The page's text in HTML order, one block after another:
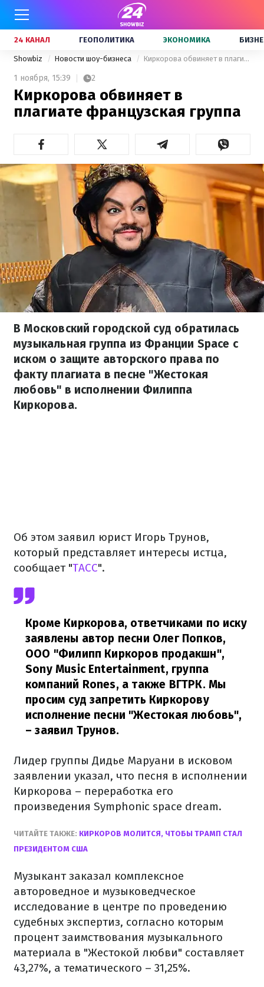
24 КАНАЛ ГЕОПОЛИТИКА ЭКОНОМИКА
Showbiz Новости шоу-бизнеса Киркорова обвиняет в плагиате французская группа
1 ноября, 15:39 2
Киркорова обвиняет в
плагиате французская группа
В Московский городской суд обратилась
музыкальная группа из Франции Space с
иском о защите авторского права по
факту плагиата в песне "Жестокая
любовь" в исполнении Филиппа
Киркорова.
Об этом заявил юрист Игорь Трунов,
который представляет интересы истца,
сообщает "ТАСС".
Кроме Киркорова, ответчиками по иску
заявлены автор песни Олег Попков,
ООО "Филипп Киркоров продакшн",
Sony Music Entertainment, группа
компаний Rones, а также ВГТРК. Мы
просим суд запретить Киркорову
исполнение песни "Жестокая любовь",
– заявил Трунов.
Лидер группы Дидье Маруани в исковом
заявлении указал, что песня в исполнении
Киркорова – переработка его
произведения Symphonic space dream.
ЧИТАЙТЕ ТАКЖЕ: КИРКОРОВ МОЛИТСЯ, ЧТОБЫ ТРАМП СТАЛ
ПРЕЗИДЕНТОМ США
Музыкант заказал комплексное
автороведное и музыковедческое
исследование в центре по проведению
судебных экспертиз, согласно которым
процент заимствования музыкального
материала в "Жестокой любви" составляет
43,27%, а тематического – 31,25%.